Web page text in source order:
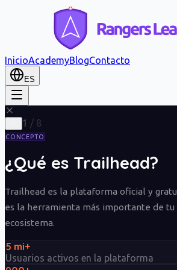
InicioAcademyBlogContacto
ES
1 / 8
CONCEPTO
¿Qué es Trailhead?
Trailhead es la plataforma oficial y
es la herramienta más importante de
ecosistema.
5 mi+
Usuarios activos en la plataforma